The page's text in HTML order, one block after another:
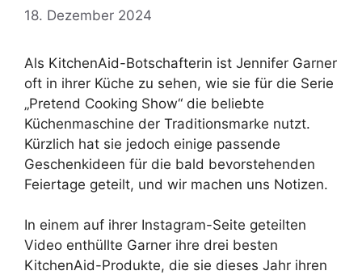
18. Dezember 2024
Als KitchenAid-Botschafterin ist Jennifer Garner
oft in ihrer Küche zu sehen, wie sie für die Serie
„Pretend Cooking Show“ die beliebte
Küchenmaschine der Traditionsmarke nutzt.
Kürzlich hat sie jedoch einige passende
Geschenkideen für die bald bevorstehenden
Feiertage geteilt, und wir machen uns Notizen.
In einem auf ihrer Instagram-Seite geteilten
Video enthüllte Garner ihre drei besten
KitchenAid-Produkte, die sie dieses Jahr ihren